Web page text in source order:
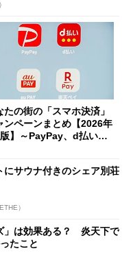
たの街の「スマホ決済」
ンペーンまとめ【2026年
】～PayPay、d払い、a
にサウナ付きのシェア別荘
）
」は効果ある？ 炎天下で
たこと